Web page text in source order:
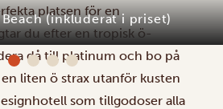
(inkluderat i priset)
platsen för en
du efter en tropisk ö-
då till platinum och bo på
liten ö strax utanför kusten
som tillgodoser alla